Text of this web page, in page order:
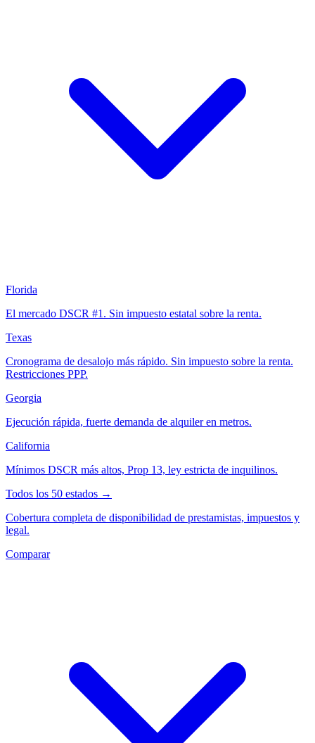
Florida
El mercado DSCR #1. Sin impuesto estatal sobre la renta.
Texas
Cronograma de desalojo más rápido. Sin impuesto sobre la renta.
Restricciones PPP.
Georgia
Ejecución rápida, fuerte demanda de alquiler en metros.
California
Mínimos DSCR más altos, Prop 13, ley estricta de inquilinos.
Todos los 50 estados →
Cobertura completa de disponibilidad de prestamistas, impuestos y
legal.
Comparar